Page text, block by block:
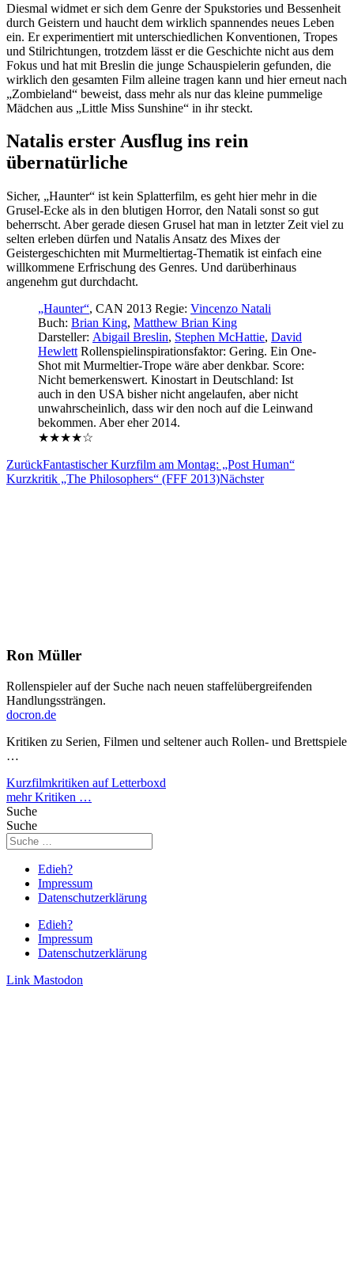
Diesmal widmet er sich dem Genre der Spukstories und Bessenheit
durch Geistern und haucht dem wirklich spannendes neues Leben
ein. Er experimentiert mit unterschiedlichen Konventionen, Tropes
und Stilrichtungen, trotzdem lässt er die Geschichte nicht aus dem
Fokus und hat mit Breslin die junge Schauspielerin gefunden, die
wirklich den gesamten Film alleine tragen kann und hier erneut nach
„Zombieland“ beweist, dass mehr als nur das kleine pummelige
Mädchen aus „Little Miss Sunshine“ in ihr steckt.
Natalis erster Ausflug ins rein
übernatürliche
Sicher, „Haunter“ ist kein Splatterfilm, es geht hier mehr in die
Grusel-Ecke als in den blutigen Horror, den Natali sonst so gut
beherrscht. Aber gerade diesen Grusel hat man in letzter Zeit viel zu
selten erleben dürfen und Natalis Ansatz des Mixes der
Geistergeschichten mit Murmeltiertag-Thematik ist einfach eine
willkommene Erfrischung des Genres. Und darüberhinaus
angenehm gut durchdacht.
„Haunter“, CAN 2013 Regie: Vincenzo Natali
Buch: Brian King, Matthew Brian King
Darsteller: Abigail Breslin, Stephen McHattie, David
Hewlett Rollenspielinspirationsfaktor: Gering. Ein One-
Shot mit Murmeltier-Trope wäre aber denkbar. Score:
Nicht bemerkenswert. Kinostart in Deutschland: Ist
auch in den USA bisher nicht angelaufen, aber nicht
unwahrscheinlich, dass wir den noch auf die Leinwand
bekommen. Aber eher 2014.
★★★★☆
ZurückFantastischer Kurzfilm am Montag: „Post Human“
Kurzkritik „The Philosophers“ (FFF 2013)Nächster
Ron Müller
Rollenspieler auf der Suche nach neuen staffelübergreifenden
Handlungssträngen.
docron.de
Kritiken zu Serien, Filmen und seltener auch Rollen- und Brettspiele
…
Kurzfilmkritiken auf Letterboxd
mehr Kritiken …
Suche
Suche
Edieh?
Impressum
Datenschutzerklärung
Edieh?
Impressum
Datenschutzerklärung
Link Mastodon